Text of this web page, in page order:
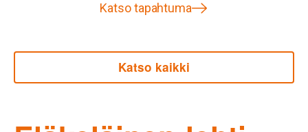
Katso tapahtuma
Katso kaikki